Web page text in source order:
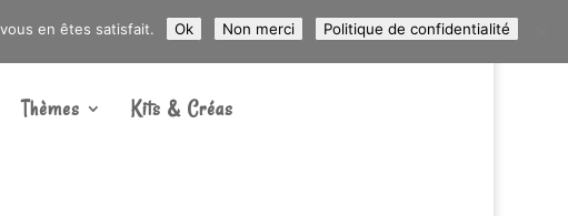
ARTICLES 0
Thèmes Kits & Créas
en êtes satisfait. Ok Non merci Politique de confidentialité